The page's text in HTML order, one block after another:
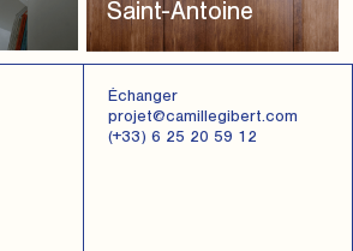
Saint-Antoine
Échanger
projet@camillegibert.com
(+33) 6 25 20 59 12